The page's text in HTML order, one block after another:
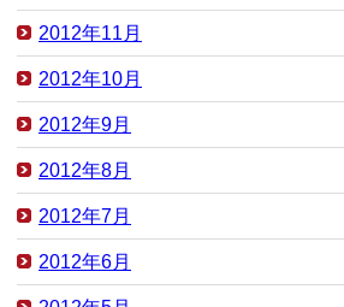
2012年11月
2012年10月
2012年9月
2012年8月
2012年7月
2012年6月